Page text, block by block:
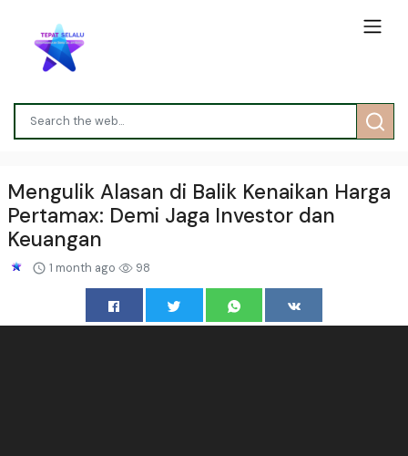
Mengulik Alasan di Balik Kenaikan Harga
Pertamax: Demi Jaga Investor dan
Keuangan
1 month ago 98